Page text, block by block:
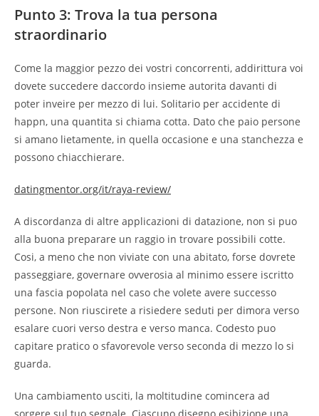
Punto 3: Trova la tua persona
straordinario
Come la maggior pezzo dei vostri concorrenti, addirittura voi
dovete succedere daccordo insieme autorita davanti di
poter inveire per mezzo di lui. Solitario per accidente di
happn, una quantita si chiama cotta. Dato che paio persone
si amano lietamente, in quella occasione e una stanchezza e
possono chiacchierare.
datingmentor.org/it/raya-review/
A discordanza di altre applicazioni di datazione, non si puo
alla buona preparare un raggio in trovare possibili cotte.
Cosi, a meno che non viviate con una abitato, forse dovrete
passeggiare, governare ovverosia al minimo essere iscritto
una fascia popolata nel caso che volete avere successo
persone. Non riuscirete a risiedere seduti per dimora verso
esalare cuori verso destra e verso manca. Codesto puo
capitare pratico o sfavorevole verso seconda di mezzo lo si
guarda.
Una cambiamento usciti, la moltitudine comincera ad
sorgere sul tuo segnale. Ciascuno disegno esibizione una